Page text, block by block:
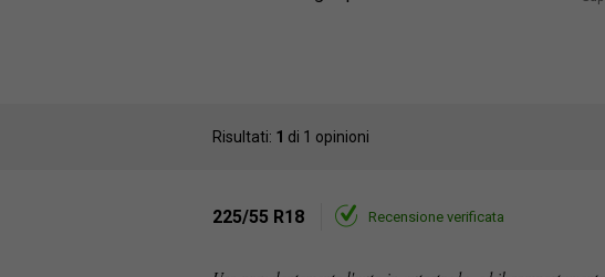
Risultati: 1 di 1 opinioni
225/55 R18 Recensione verificata